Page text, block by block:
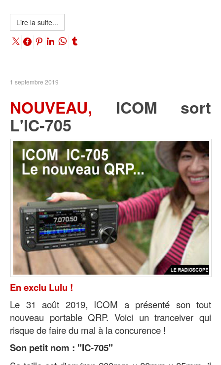
Lire la suite...
1 septembre 2019
NOUVEAU, ICOM sort
L'IC-705
En exclu Lulu !
Le 31 août 2019, ICOM a présenté son tout
nouveau portable QRP. Voici un tranceiver qui
risque de faire du mal à la concurence !
Son petit nom : "IC-705"